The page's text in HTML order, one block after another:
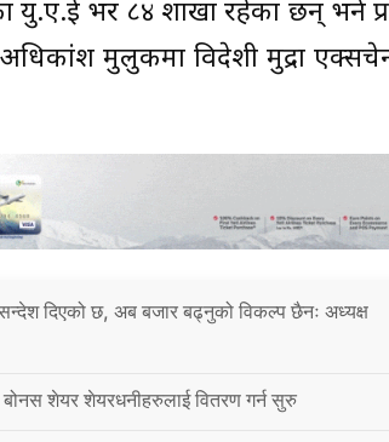
यु.ए.ई भर ८४ शाखा रहेका छन् भने
मुलुकमा विदेशी मुद्रा
दिएको छ, अब बजार बढ्नुको विकल्प छैनः अध्यक्ष
बोनस शेयर शेयरधनीहरुलाई वितरण गर्न सुरु